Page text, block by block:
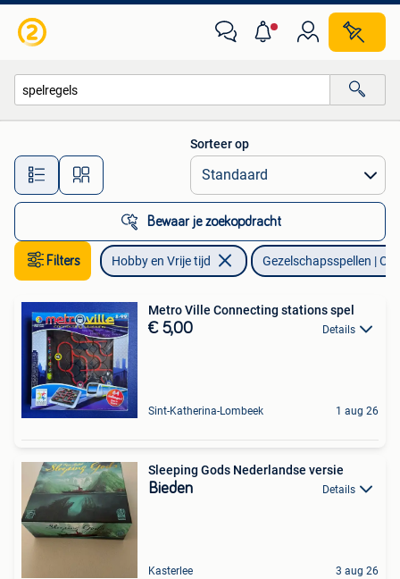
Alle afstanden…
Sorteer op
Bewaar je zoekopdracht
Filters Hobby en Vrije tijd Gezelschapsspellen |
Metro Ville Connecting stations spel
€ 5,00 Details
Sint-Katherina-Lombeek 1 aug 26
Sleeping Gods Nederlandse versie
Bieden Details
Kasterlee 3 aug 26